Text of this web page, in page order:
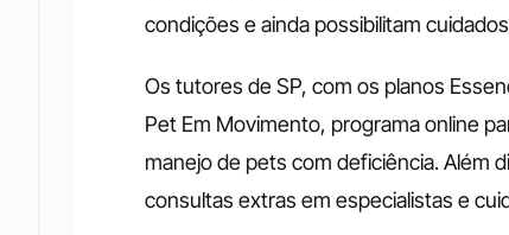
condições e ainda possibilitam
Os tutores de SP, com os planos
Pet Em Movimento, programa online
manejo de pets com deficiência. Além
consultas extras em especialistas e